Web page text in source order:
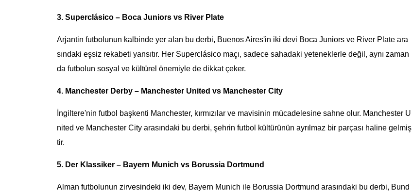
3. Superclásico – Boca Juniors vs River Plate
Arjantin futbolunun kalbinde yer alan bu derbi, Buenos Aires'in iki devi Boca Juniors ve River Plate ara
sındaki eşsiz rekabeti yansıtır. Her Superclásico maçı, sadece sahadaki yeteneklerle değil, aynı zaman
da futbolun sosyal ve kültürel önemiyle de dikkat çeker.
4. Manchester Derby – Manchester United vs Manchester City
İngiltere'nin futbol başkenti Manchester, kırmızılar ve mavisinin mücadelesine sahne olur. Manchester U
nited ve Manchester City arasındaki bu derbi, şehrin futbol kültürünün ayrılmaz bir parçası haline gelmiş
tir.
5. Der Klassiker – Bayern Munich vs Borussia Dortmund
Alman futbolunun zirvesindeki iki dev, Bayern Munich ile Borussia Dortmund arasındaki bu derbi, Bund